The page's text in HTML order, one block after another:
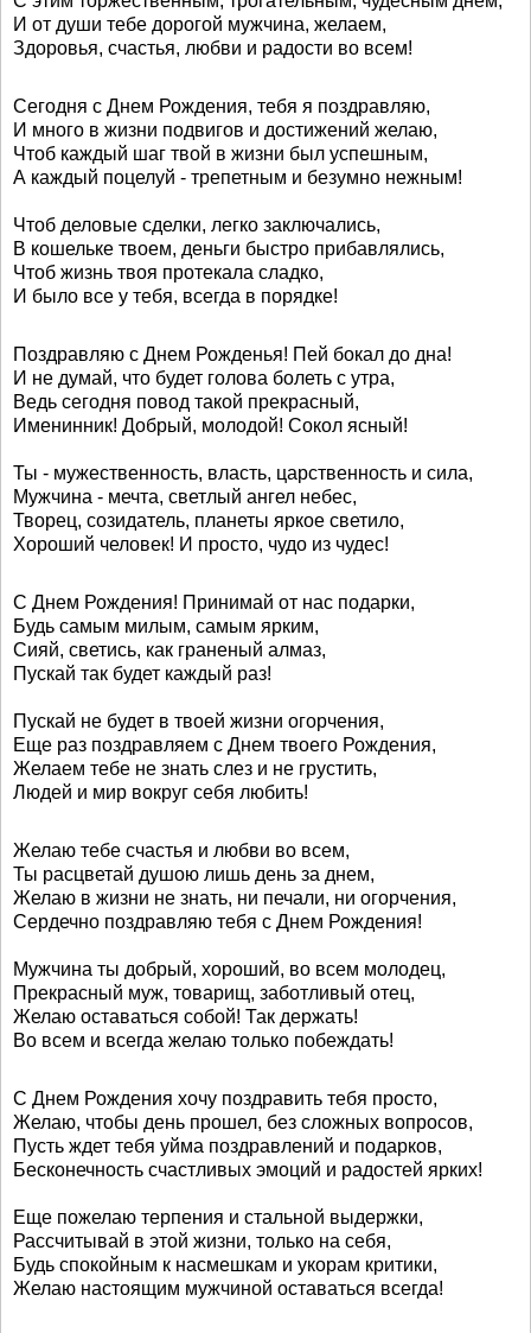
И от души тебе дорогой мужчина, желаем,
Здоровья, счастья, любви и радости во всем!
Сегодня с Днем Рождения, тебя я поздравляю,
И много в жизни подвигов и достижений желаю,
Чтоб каждый шаг твой в жизни был успешным,
А каждый поцелуй - трепетным и безумно нежным!
Чтоб деловые сделки, легко заключались,
В кошельке твоем, деньги быстро прибавлялись,
Чтоб жизнь твоя протекала сладко,
И было все у тебя, всегда в порядке!
Поздравляю с Днем Рожденья! Пей бокал до дна!
И не думай, что будет голова болеть с утра,
Ведь сегодня повод такой прекрасный,
Именинник! Добрый, молодой! Сокол ясный!
Ты - мужественность, власть, царственность и сила,
Мужчина - мечта, светлый ангел небес,
Творец, созидатель, планеты яркое светило,
Хороший человек! И просто, чудо из чудес!
С Днем Рождения! Принимай от нас подарки,
Будь самым милым, самым ярким,
Сияй, светись, как граненый алмаз,
Пускай так будет каждый раз!
Пускай не будет в твоей жизни огорчения,
Еще раз поздравляем с Днем твоего Рождения,
Желаем тебе не знать слез и не грустить,
Людей и мир вокруг себя любить!
Желаю тебе счастья и любви во всем,
Ты расцветай душою лишь день за днем,
Желаю в жизни не знать, ни печали, ни огорчения,
Сердечно поздравляю тебя с Днем Рождения!
Мужчина ты добрый, хороший, во всем молодец,
Прекрасный муж, товарищ, заботливый отец,
Желаю оставаться собой! Так держать!
Во всем и всегда желаю только побеждать!
С Днем Рождения хочу поздравить тебя просто,
Желаю, чтобы день прошел, без сложных вопросов,
Пусть ждет тебя уйма поздравлений и подарков,
Бесконечность счастливых эмоций и радостей ярких!
Еще пожелаю терпения и стальной выдержки,
Рассчитывай в этой жизни, только на себя,
Будь спокойным к насмешкам и укорам критики,
Желаю настоящим мужчиной оставаться всегда!